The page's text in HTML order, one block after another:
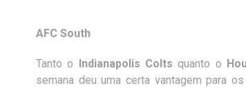
AFC South
Tanto o Indianapolis Colts quanto o
semana deu uma certa vantagem para